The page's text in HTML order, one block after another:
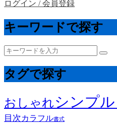
ログイン / 会員登録
キーワードで探す
タグで探す
おしゃれシンプル
目次カラフル書式